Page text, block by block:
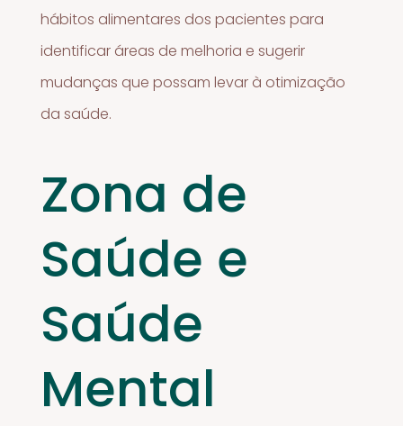
hábitos alimentares dos pacientes para
identificar áreas de melhoria e sugerir
mudanças que possam levar à otimização
da saúde.
Zona de
Saúde e
Saúde
Mental